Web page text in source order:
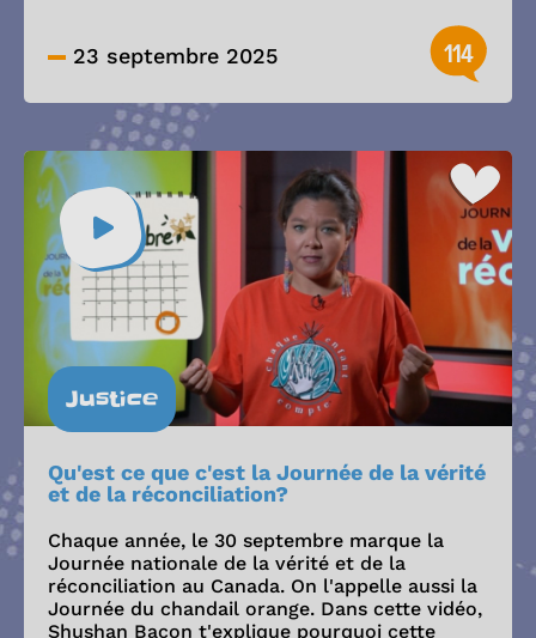
23 septembre 2025 114
Justice
Qu'est ce que c'est la Journée de la vérité
et de la réconciliation?
Chaque année, le 30 septembre marque la
Journée nationale de la vérité et de la
réconciliation au Canada. On l'appelle aussi la
Journée du chandail orange. Dans cette vidéo,
Shushan Bacon t'explique pourquoi cette